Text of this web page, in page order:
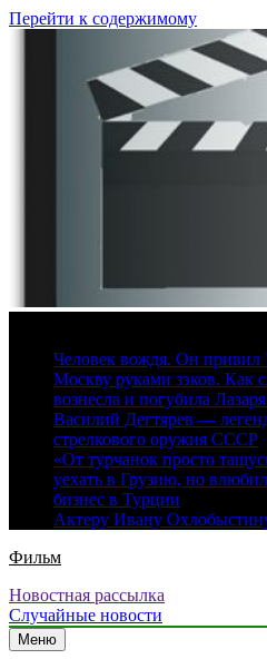
Перейти к содержимому
Человек вождя. Он привил
Москву руками зэков. Как
вознесла и погубила
Василий Дегтярев —
стрелкового оружия СССР
«От турчанок просто
уехать в Грузию, но
бизнес в Турции
Актеру Ивану
Фильм
Новостная рассылка
Случайные новости
Меню